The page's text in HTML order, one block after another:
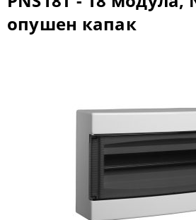
опушен капак